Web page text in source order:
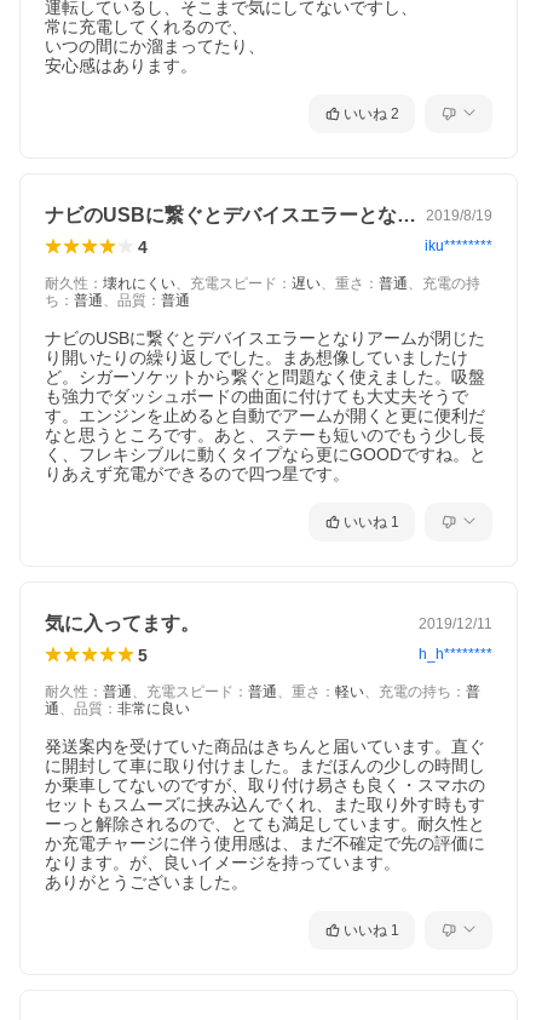
運転しているし、そこまで気にしてないですし、
常に充電してくれるので、
いつの間にか溜まってたり、
安心感はあります。
いいね 2
ナビのUSBに繋ぐとデバイスエラーとな… 2019/8/19
4 iku********
耐久性 ： 壊れにくい、 充電スピード ： 遅い、 重さ ： 普通、 充電の持
ち ： 普通、 品質 ： 普通
ナビのUSBに繋ぐとデバイスエラーとなりアームが閉じた
り開いたりの繰り返しでした。まあ想像していましたけ
ど。シガーソケットから繋ぐと問題なく使えました。吸盤
も強力でダッシュボードの曲面に付けても大丈夫そうで
す。エンジンを止めると自動でアームが開くと更に便利だ
なと思うところです。あと、ステーも短いのでもう少し長
く、フレキシブルに動くタイプなら更にGOODですね。と
りあえず充電ができるので四つ星です。
いいね 1
気に入ってます。 2019/12/11
5 h_h********
耐久性 ： 普通、 充電スピード ： 普通、 重さ ： 軽い、 充電の持ち ： 普
通、 品質 ： 非常に良い
発送案内を受けていた商品はきちんと届いています。直ぐ
に開封して車に取り付けました。まだほんの少しの時間し
か乗車してないのですが、取り付け易さも良く・スマホの
セットもスムーズに挟み込んでくれ、また取り外す時もす
ーっと解除されるので、とても満足しています。耐久性と
か充電チャージに伴う使用感は、まだ不確定で先の評価に
なります。が、良いイメージを持っています。
ありがとうございました。
いいね 1